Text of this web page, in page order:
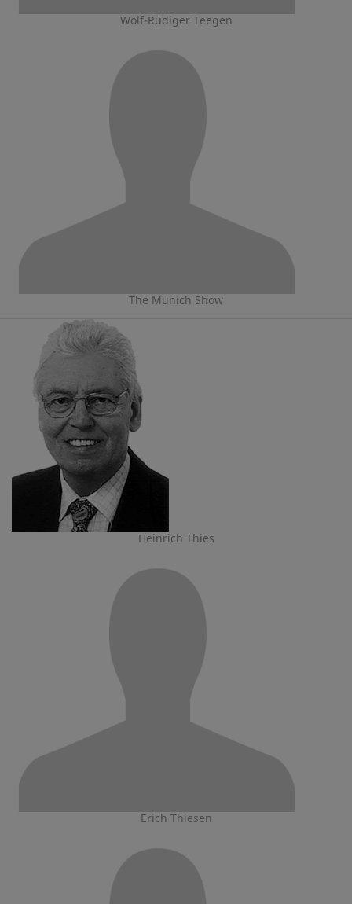
Wolf-Rüdiger Teegen
The Munich Show
Heinrich Thies
Erich Thiesen